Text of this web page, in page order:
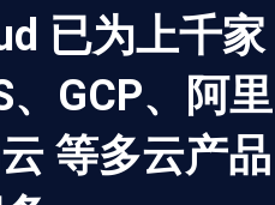
已为上千家
GCP、阿里
等多云产品